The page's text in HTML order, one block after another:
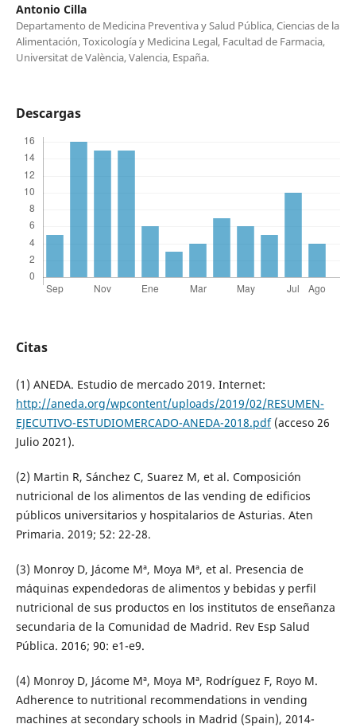
Antonio Cilla
Departamento de Medicina Preventiva y Salud Pública, Ciencias de la
Alimentación, Toxicología y Medicina Legal, Facultad de Farmacia,
Universitat de València, Valencia, España.
Descargas
Citas
(1) ANEDA. Estudio de mercado 2019. Internet:
http://aneda.org/wpcontent/uploads/2019/02/RESUMEN-
EJECUTIVO-ESTUDIOMERCADO-ANEDA-2018.pdf(acceso 26
Julio 2021).
(2) Martin R, Sánchez C, Suarez M, et al. Composición
nutricional de los alimentos de las vending de edificios
públicos universitarios y hospitalarios de Asturias. Aten
Primaria. 2019; 52: 22-28.
(3) Monroy D, Jácome Mª, Moya Mª, et al. Presencia de
máquinas expendedoras de alimentos y bebidas y perfil
nutricional de sus productos en los institutos de enseñanza
secundaria de la Comunidad de Madrid. Rev Esp Salud
Pública. 2016; 90: e1-e9.
(4) Monroy D, Jácome Mª, Moya Mª, Rodríguez F, Royo M.
Adherence to nutritional recommendations in vending
machines at secondary schools in Madrid (Spain), 2014-